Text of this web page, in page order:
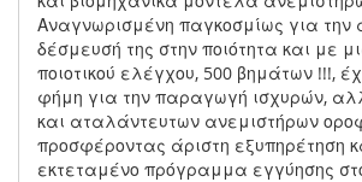
Αναγνωρισμένη παγκοσμίως για
δέσμευσή της στην ποιότητα και με
ποιοτικού ελέγχου, 500 βημάτων !!!,
φήμη για την παραγωγή ισχυρών,
και αταλάντευτων ανεμιστήρων
προσφέροντας άριστη εξυπηρέτηση
εκτεταμένο πρόγραμμα εγγύησης